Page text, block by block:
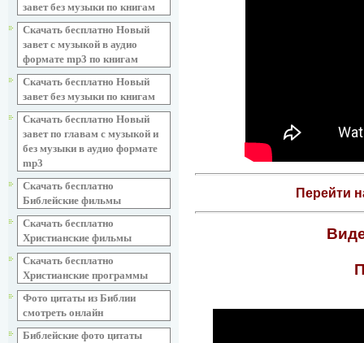
завет без музыки по книгам
Скачать бесплатно Новый
завет с музыкой в аудио
формате mp3 по книгам
Скачать бесплатно Новый
завет без музыки по книгам
Скачать бесплатно Новый
завет по главам с музыкой и
без музыки в аудио формате
mp3
Скачать бесплатно
Библейские фильмы
Скачать бесплатно
Христианские фильмы
Скачать бесплатно
Христианские программы
Фото цитаты из Библии
смотреть онлайн
Библейские фото цитаты
Перейти